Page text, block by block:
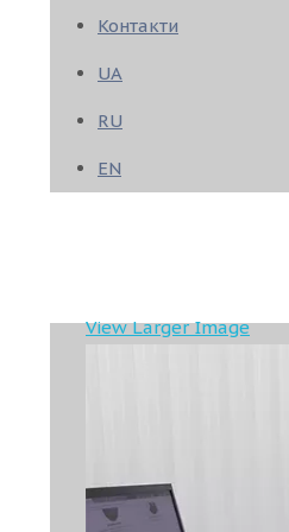
Контакти
UA
RU
EN
View Larger Image